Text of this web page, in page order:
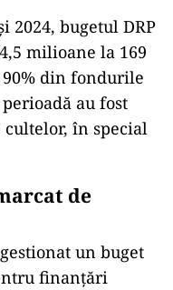
2024, bugetul DRP
milioane la 169
din fondurile
au fost
în special
de
un buget
finanțări